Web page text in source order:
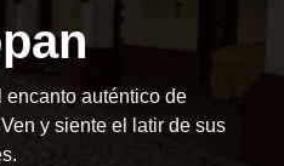
encanto auténtico de
y siente el latir de sus